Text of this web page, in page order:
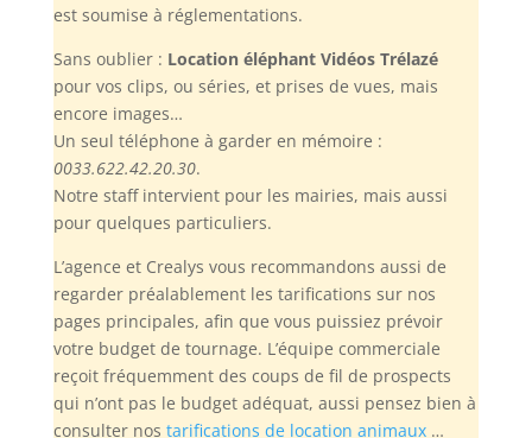
est soumise à réglementations.
Sans oublier : Location éléphant Vidéos Trélazé
pour vos clips, ou séries, et prises de vues, mais
encore images…
Un seul téléphone à garder en mémoire :
0033.622.42.20.30.
Notre staff intervient pour les mairies, mais aussi
pour quelques particuliers.
L’agence et Crealys vous recommandons aussi de
regarder préalablement les tarifications sur nos
pages principales, afin que vous puissiez prévoir
votre budget de tournage. L’équipe commerciale
reçoit fréquemment des coups de fil de prospects
qui n’ont pas le budget adéquat, aussi pensez bien à
consulter nos tarifications de location animaux…